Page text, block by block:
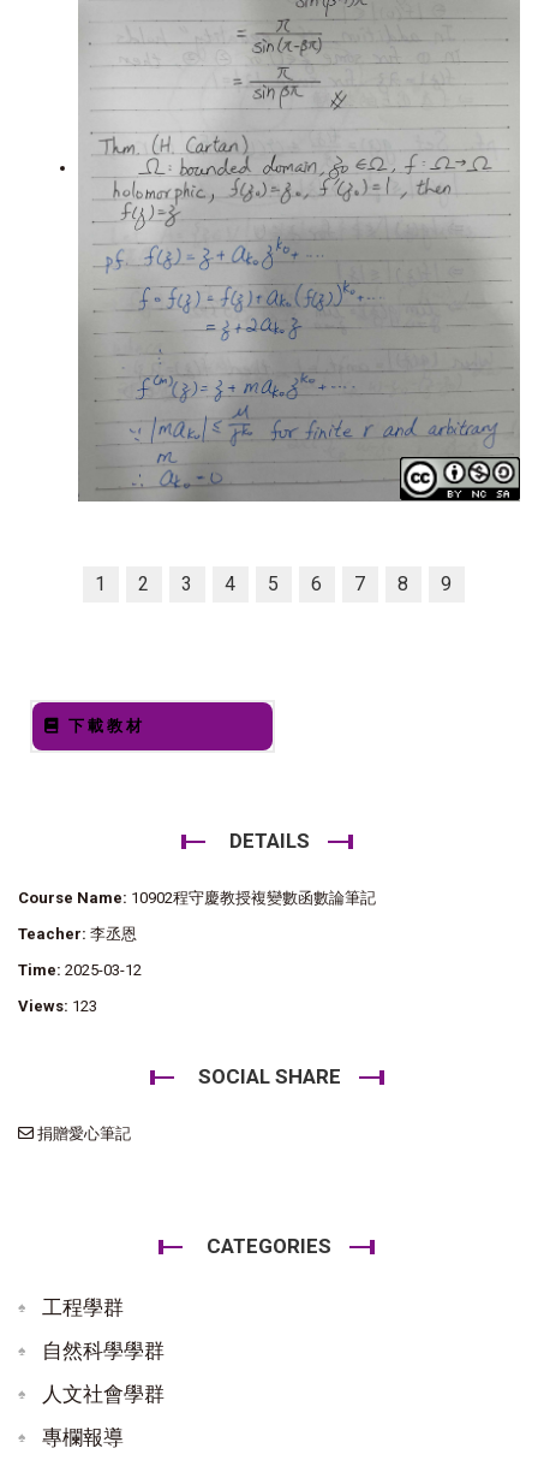
1 2 3 4 5 6 7 8 9
下載教材
DETAILS
Course Name: 10902程守慶教授複變數函數論筆記
Teacher: 李丞恩
Time: 2025-03-12
Views: 123
SOCIAL SHARE
捐贈愛心筆記
CATEGORIES
工程學群
自然科學學群
人文社會學群
專欄報導